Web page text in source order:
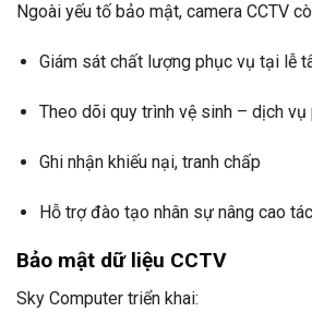
Ngoài yếu tố bảo mật, camera CCTV
Giám sát chất lượng phục vụ tại lễ
Theo dõi quy trình vệ sinh – dịch vụ
Ghi nhận khiếu nại, tranh chấp
Hỗ trợ đào tạo nhân sự nâng cao
Bảo mật dữ liệu CCTV
Sky Computer triển khai: